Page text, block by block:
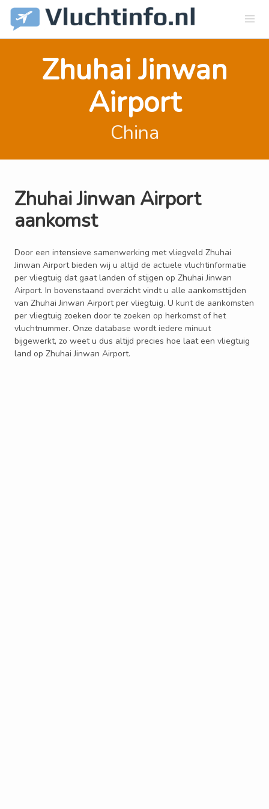
Zhuhai Jinwan
Airport
China
Zhuhai Jinwan Airport
aankomst
Door een intensieve samenwerking met vliegveld Zhuhai
Jinwan Airport bieden wij u altijd de actuele vluchtinformatie
per vliegtuig dat gaat landen of stijgen op Zhuhai Jinwan
Airport. In bovenstaand overzicht vindt u alle aankomsttijden
van Zhuhai Jinwan Airport per vliegtuig. U kunt de aankomsten
per vliegtuig zoeken door te zoeken op herkomst of het
vluchtnummer. Onze database wordt iedere minuut
bijgewerkt, zo weet u dus altijd precies hoe laat een vliegtuig
land op Zhuhai Jinwan Airport.